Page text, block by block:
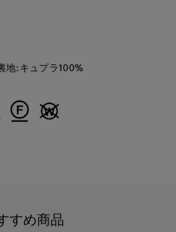
地:キュプラ100%
すめ商品